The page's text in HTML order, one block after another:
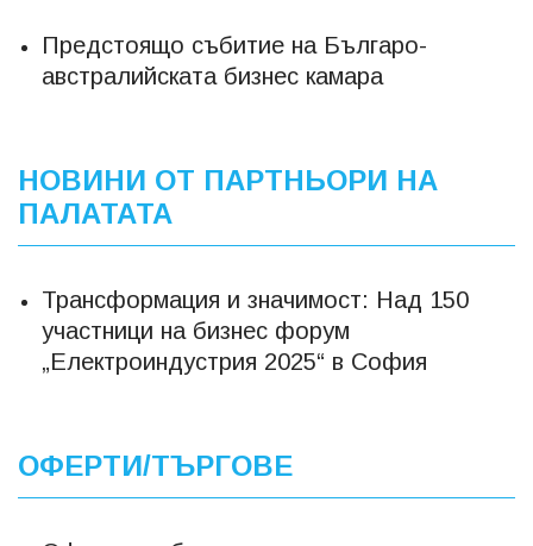
Предстоящо събитие на Българо-
австралийската бизнес камара
НОВИНИ ОТ ПАРТНЬОРИ НА
ПАЛАТАТА
Трансформация и значимост: Над 150
участници на бизнес форум
„Електроиндустрия 2025“ в София
ОФЕРТИ/ТЪРГОВЕ